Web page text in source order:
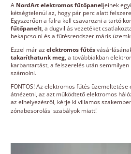
A NordArt elektromos fűtőpaneljeinek
kétségtelenül az, hogy pár perc alatt
Egyszerűen a falra kell csavarozni a tartó
fűtőpanelt, a dugvillás vezetéket
bekapcsolni és a fűtésrendszer máris
Ezzel már azelektromos fűtés
takaríthatunk meg, a továbbiakban
karbantartást, a felszerelés után
számolni.
FONTOS! Az elektromos fűtés
átnézetni, az azt működtető elektromos
az elhelyezésről, kérje ki villamos
zónabesorolási szabályok miatt!